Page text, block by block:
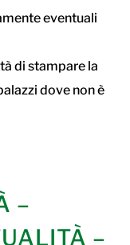
eventuali
di stampare la
dove non è
–
–